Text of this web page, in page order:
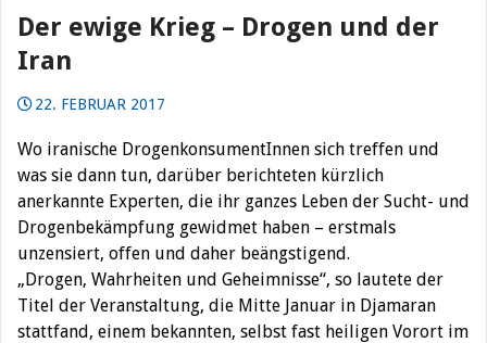
Der ewige Krieg – Drogen und der
Iran
22. FEBRUAR 2017
Wo iranische DrogenkonsumentInnen sich treffen und
was sie dann tun, darüber berichteten kürzlich
anerkannte Experten, die ihr ganzes Leben der Sucht- und
Drogenbekämpfung gewidmet haben – erstmals
unzensiert, offen und daher beängstigend.
„Drogen, Wahrheiten und Geheimnisse“, so lautete der
Titel der Veranstaltung, die Mitte Januar in Djamaran
stattfand, einem bekannten, selbst fast heiligen Vorort im